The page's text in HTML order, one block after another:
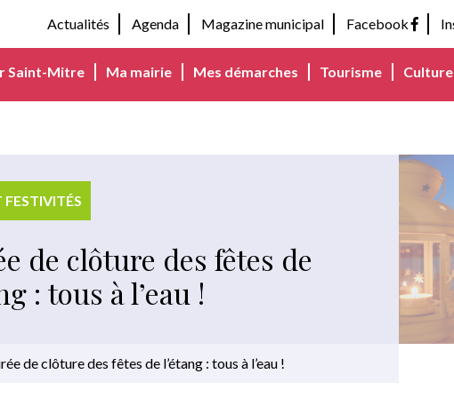
Actualités Agenda Magazine municipal Facebook
Saint-Mitre Ma mairie Mes démarches Tourisme
FESTIVITÉS
de clôture des fêtes de
: tous à l’eau !
de clôture des fêtes de l’étang : tous à l’eau !